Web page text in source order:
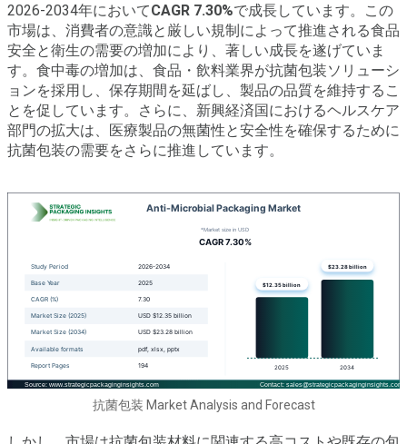
2026-2034年においてCAGR 7.30%で成長しています。この
市場は、消費者の意識と厳しい規制によって推進される食品
安全と衛生の需要の増加により、著しい成長を遂げていま
す。食中毒の増加は、食品・飲料業界が抗菌包装ソリューシ
ョンを採用し、保存期間を延ばし、製品の品質を維持するこ
とを促しています。さらに、新興経済国におけるヘルスケア
部門の拡大は、医療製品の無菌性と安全性を確保するために
抗菌包装の需要をさらに推進しています。
抗菌包装 Market Analysis and Forecast